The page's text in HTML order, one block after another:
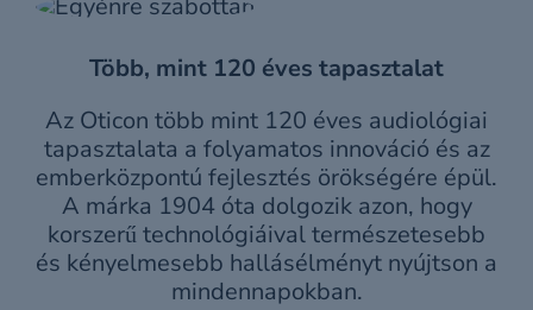
Több, mint 120 éves tapasztalat
Az Oticon több mint 120 éves audiológiai
tapasztalata a folyamatos innováció és az
emberközpontú fejlesztés örökségére épül.
A márka 1904 óta dolgozik azon, hogy
korszerű technológiáival természetesebb
és kényelmesebb hallásélményt nyújtson a
mindennapokban.